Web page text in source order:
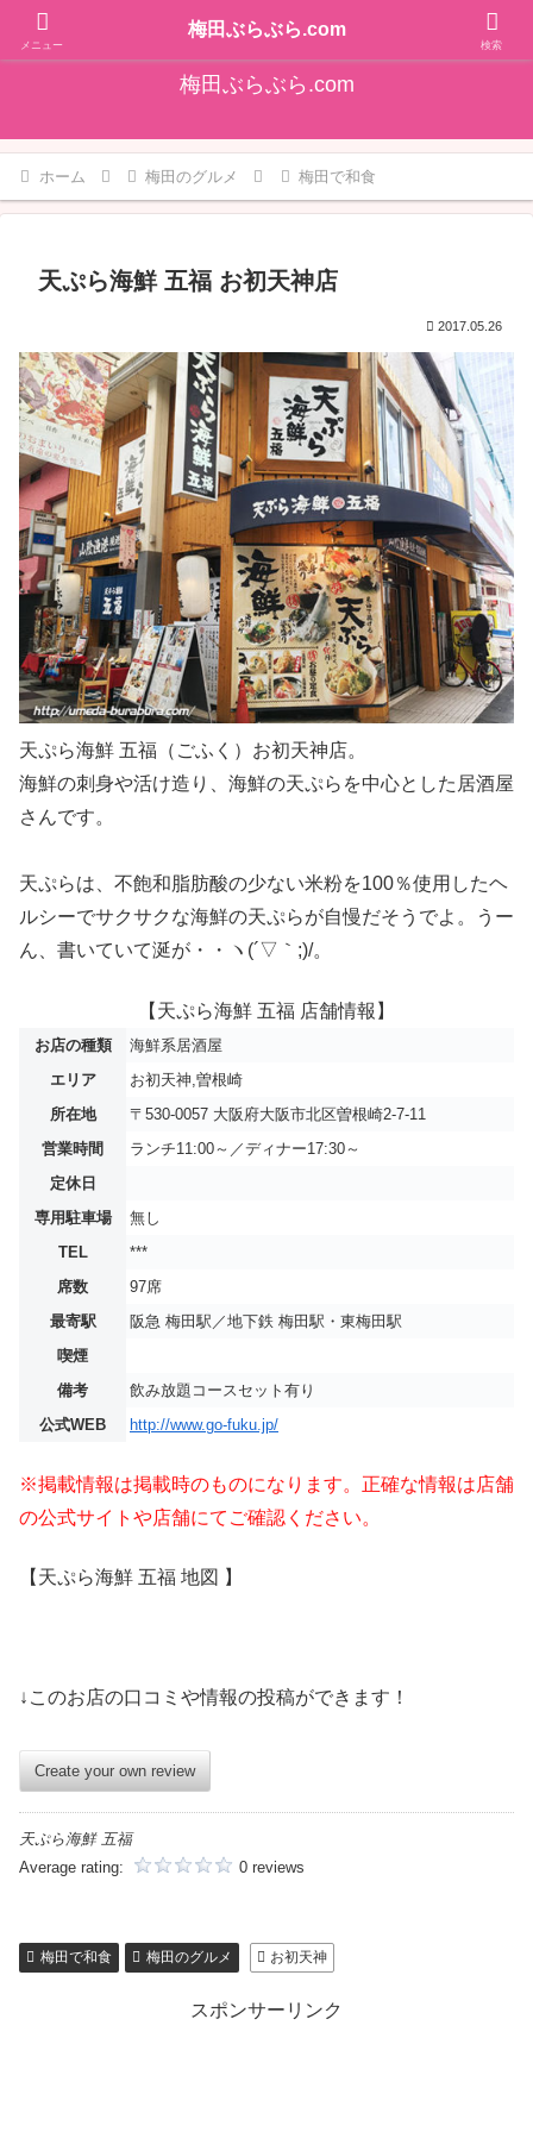
そうだ！梅田をぶらぶらしよ♪大阪梅田エリアの情報を発信しています!!
梅田ぶらぶら.com
ホーム 梅田のグルメ 梅田で和食
天ぷら海鮮 五福 お初天神店
2017.05.26
天ぷら海鮮 五福（ごふく）お初天神店。
海鮮の刺身や活け造り、海鮮の天ぷらを中心とした居酒屋
さんです。
天ぷらは、不飽和脂肪酸の少ない米粉を100％使用したヘ
ルシーでサクサクな海鮮の天ぷらが自慢だそうでよ。うー
ん、書いていて涎が・・ヽ(´▽｀;)/。
【天ぷら海鮮 五福 店舗情報】
お店の種類
海鮮系居酒屋
エリア
お初天神,曽根崎
所在地
〒530-0057 大阪府大阪市北区曽根崎2-7-11
営業時間
ランチ11:00～／ディナー17:30～
定休日
専用駐車場
無し
TEL
***
席数
97席
最寄駅
阪急 梅田駅／地下鉄 梅田駅・東梅田駅
喫煙
備考
飲み放題コースセット有り
公式WEB
http://www.go-fuku.jp/
※掲載情報は掲載時のものになります。正確な情報は店舗
の公式サイトや店舗にてご確認ください。
【天ぷら海鮮 五福 地図 】
↓このお店の口コミや情報の投稿ができます！
Create your own review
天ぷら海鮮 五福
Average rating:
0 reviews
梅田で和食 梅田のグルメ お初天神
スポンサーリンク
メニュー
梅田ぶらぶら.com
検索